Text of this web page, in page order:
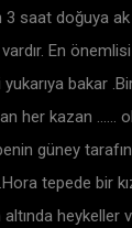
3 saat doğuya
En
yukarıya bakar
her kazan ……
güney
.Hora tepede bir
altında